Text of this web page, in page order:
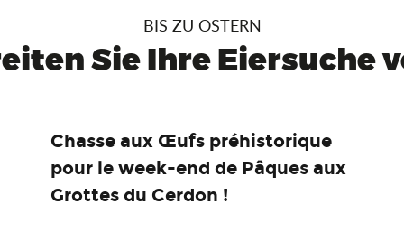
BIS ZU OSTERN
Sie Ihre Eiersuche
Chasse aux Œufs préhistorique
pour le week-end de Pâques aux
Grottes du Cerdon !